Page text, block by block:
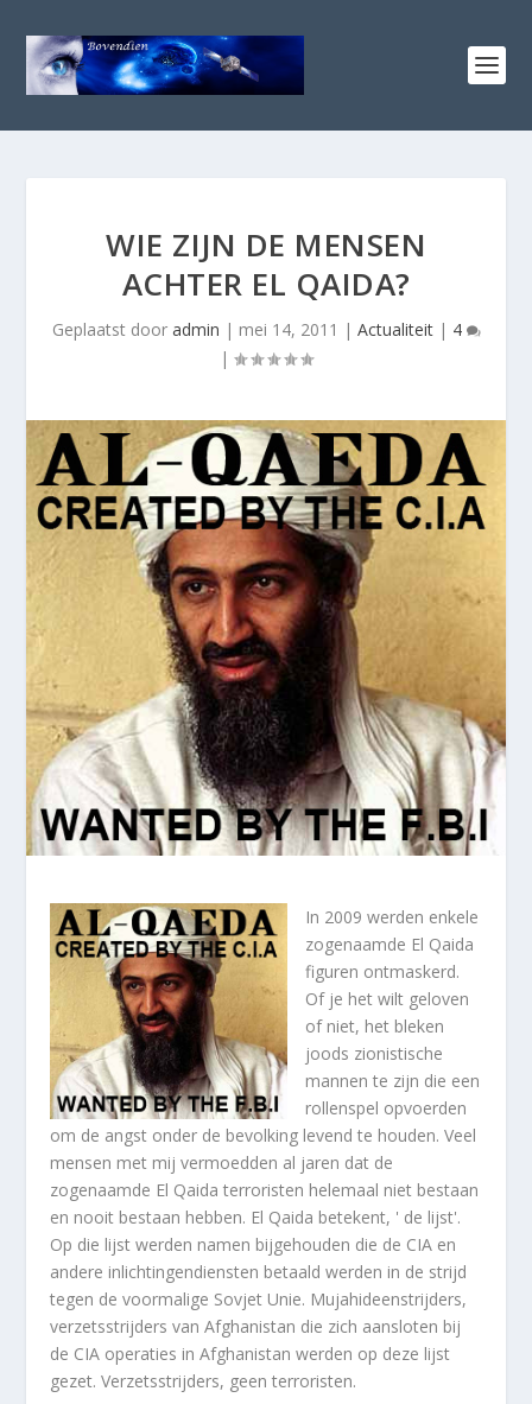
WIE ZIJN DE MENSEN
ACHTER EL QAIDA?
Geplaatst door admin | mei 14, 2011 | Actualiteit| 4
|
In 2009 werden enkele
zogenaamde El Qaida
figuren ontmaskerd.
Of je het wilt geloven
of niet, het bleken
joods zionistische
mannen te zijn die een
rollenspel opvoerden
om de angst onder de bevolking levend te houden. Veel
mensen met mij vermoedden al jaren dat de
zogenaamde El Qaida terroristen helemaal niet bestaan
en nooit bestaan hebben. El Qaida betekent, ' de lijst'.
Op die lijst werden namen bijgehouden die de CIA en
andere inlichtingendiensten betaald werden in de strijd
tegen de voormalige Sovjet Unie. Mujahideenstrijders,
verzetsstrijders van Afghanistan die zich aansloten bij
de CIA operaties in Afghanistan werden op deze lijst
gezet. Verzetsstrijders, geen terroristen.